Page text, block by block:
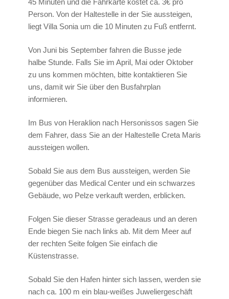
45 Minuten und die Fahrkarte kostet ca. 3€ pro
Person. Von der Haltestelle in der Sie aussteigen,
liegt Villa Sonia um die 10 Minuten zu Fuß entfernt.
Von Juni bis September fahren die Busse jede
halbe Stunde. Falls Sie im April, Mai oder Oktober
zu uns kommen möchten, bitte kontaktieren Sie
uns, damit wir Sie über den Busfahrplan
informieren.
Im Bus von Heraklion nach Hersonissos sagen Sie
dem Fahrer, dass Sie an der Haltestelle Creta Maris
aussteigen wollen.
Sobald Sie aus dem Bus aussteigen, werden Sie
gegenüber das Medical Center und ein schwarzes
Gebäude, wo Pelze verkauft werden, erblicken.
Folgen Sie dieser Strasse geradeaus und an deren
Ende biegen Sie nach links ab. Mit dem Meer auf
der rechten Seite folgen Sie einfach die
Küstenstrasse.
Sobald Sie den Hafen hinter sich lassen, werden sie
nach ca. 100 m ein blau-weißes Juweliergeschäft